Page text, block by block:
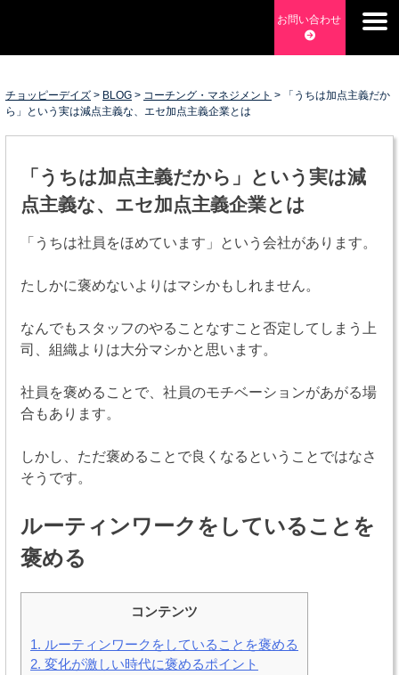
content
チョッピーデイズ
EC事業支援・ゼロから軌道にのせる実績あります・ EC事業
支援・ECサイト立ち上げ・Webマーケティング・SEO・ホー
ムページ制作・Web開発・アプリ開発・コーチング チョッピ
お問い合わせ
チョッピーデイズ > BLOG > コーチング・マネジメント >
「うちは加点主義だか
ら」という実は減点主義な、エセ加点主義企業とは
「うちは加点主義だから」という実は減
点主義な、エセ加点主義企業とは
「うちは社員をほめています」という会社があります。
たしかに褒めないよりはマシかもしれません。
なんでもスタッフのやることなすこと否定してしまう上
司、組織よりは大分マシかと思います。
社員を褒めることで、社員のモチベーションがあがる場
合もあります。
しかし、ただ褒めることで良くなるということではなさ
そうです。
ルーティンワークをしていることを
褒める
コンテンツ
1. ルーティンワークをしていることを褒める
2. 変化が激しい時代に褒めるポイント